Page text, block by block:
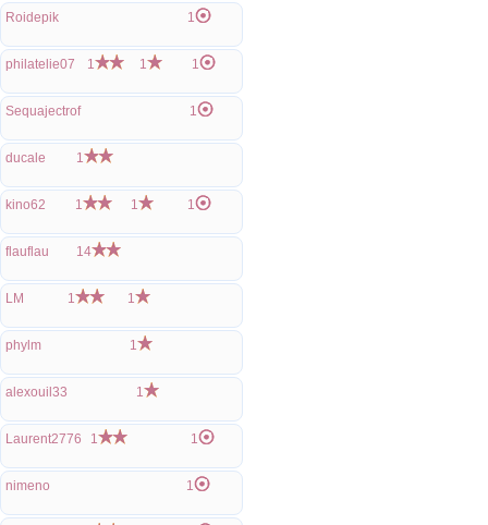
Roidepik 1
philatelie07 1 1 1
Sequajectrof 1
ducale 1
kino62 1 1 1
flauflau 14
LM 1 1
phylm 1
alexouil33 1
Laurent2776 1 1
nimeno 1